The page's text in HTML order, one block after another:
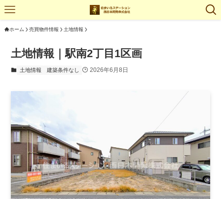
ホーム 売買物件情報 土地情報
土地情報｜駅南2丁目1区画
土地情報 建築条件なし 2026年6月8日